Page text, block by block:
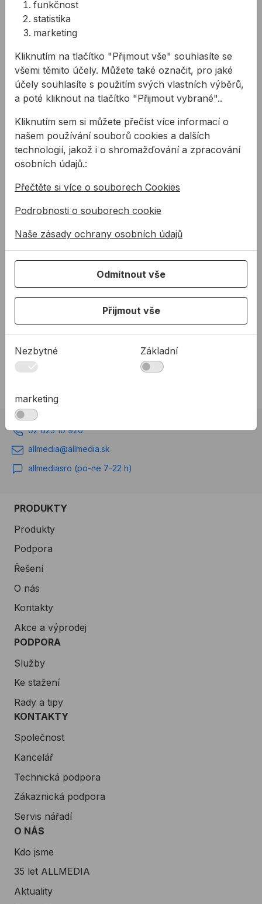
Barva:
mátově-bílá
Související produkty
Pistole na tmely COX J30 12:1 290-310 ml
Pistole na tmely COX
J30 12:1 290-310 ml
1088,31 Kč/ks
Není skladem
Pistole na tmely OTTO H37
Pistole na tmely OTTO
H37 18:1 290-310ml
3107,97 Kč/ks
Na skladě
02 623 10 920
allmedia@allmedia.sk
allmediasro (po-ne 7-22 h)
PRODUKTY
Produkty
Podpora
Řešení
O nás
Kontakty
Akce a výprodej
PODPORA
Služby
Ke stažení
Rady a tipy
KONTAKTY
Společnost
Kancelář
Technická podpora
Zákaznická podpora
Servis nářadí
O NÁS
Kdo jsme
35 let ALLMEDIA
Aktuality
funkčnost
statistika
marketing
Kliknutím na tlačítko "Přijmout vše" souhlasíte se
všemi těmito účely. Můžete také označit, pro jaké
účely souhlasíte s použitím svých vlastních výběrů,
a poté kliknout na tlačítko "Přijmout vybrané"..
Kliknutím sem si můžete přečíst více informací o
našem používání souborů cookies a dalších
technologií, jakož i o shromažďování a zpracování
osobních údajů.:
Přečtěte si více o souborech Cookies
Podrobnosti o souborech cookie
Naše zásady ochrany osobních údajů
Odmítnout vše
Přijmout vše
Nezbytné Základní
marketing